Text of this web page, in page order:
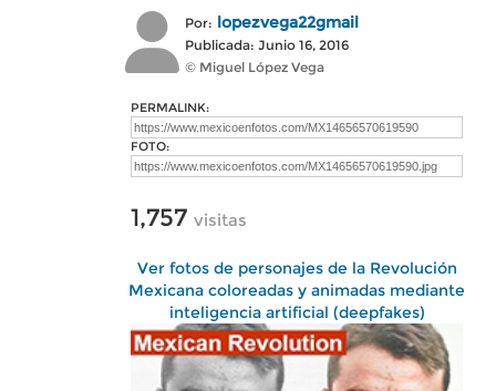
Por: lopezvega22gmail
Publicada: Junio 16, 2016
© Miguel López Vega
PERMALINK:
FOTO:
1,757 visitas
Ver fotos de personajes de la Revolución
Mexicana coloreadas y animadas mediante
inteligencia artificial (deepfakes)